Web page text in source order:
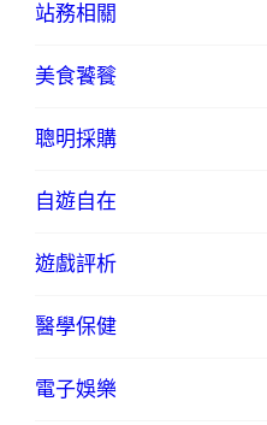
站務相關
美食饕餮
聰明採購
自遊自在
遊戲評析
醫學保健
電子娛樂